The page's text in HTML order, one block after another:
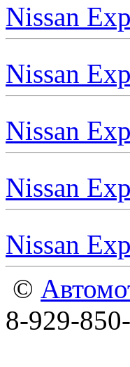
Nissan
Nissan
Nissan
Nissan
Nissan
©
8-929-